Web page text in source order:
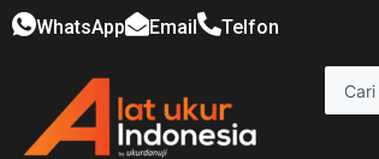
WhatsApp Email Telfon